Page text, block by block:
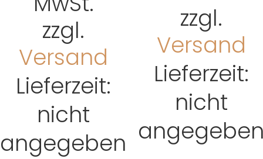
zzgl.
Versand
Lieferzeit:
nicht
angegeben
zzgl.
Versand
Lieferzeit:
nicht